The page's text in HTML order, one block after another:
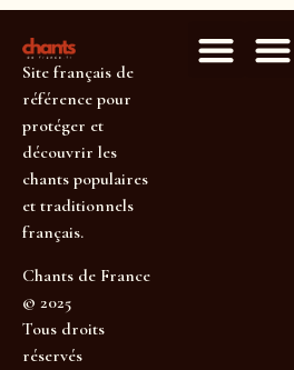
Site français de
référence pour
protéger et
découvrir les
chants populaires
et traditionnels
français.
Chants de France
© 2025
Tous droits
réservés